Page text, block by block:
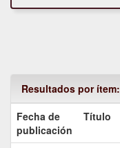
Resultados por ítem:
Fecha de
publicación
Título